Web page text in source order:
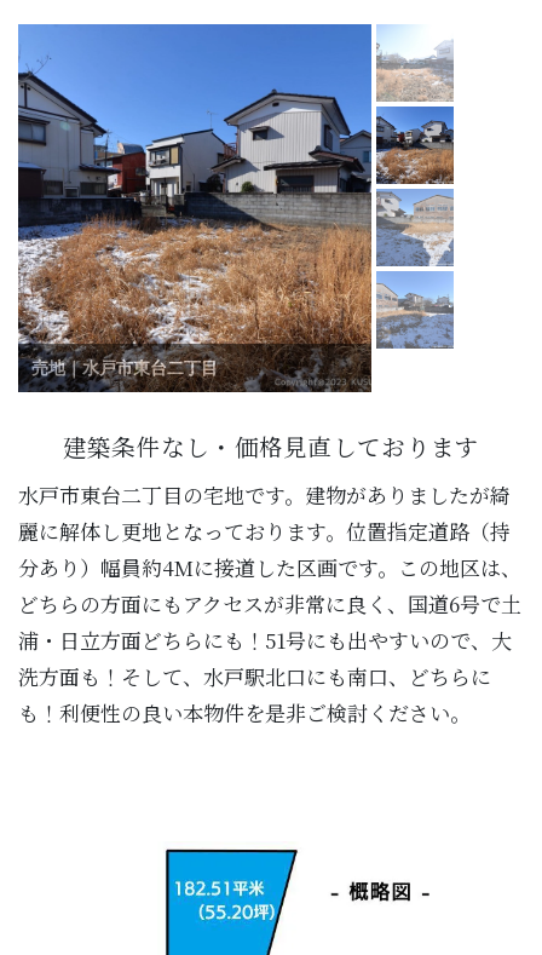
売地｜水戸市東台二丁目
建築条件なし・価格見直しております
水戸市東台二丁目の宅地です。建物がありましたが綺
麗に解体し更地となっております。位置指定道路（持
分あり）幅員約4Mに接道した区画です。この地区は、
どちらの方面にもアクセスが非常に良く、国道6号で土
浦・日立方面どちらにも！51号にも出やすいので、大
洗方面も！そして、水戸駅北口にも南口、どちらに
も！利便性の良い本物件を是非ご検討ください。